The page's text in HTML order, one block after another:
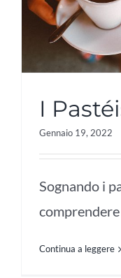
I
Gennaio 19, 2022
Sognando i
comprendere
Continua a leggere